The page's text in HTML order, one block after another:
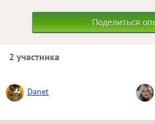
Поделиться
2 участника
Danet